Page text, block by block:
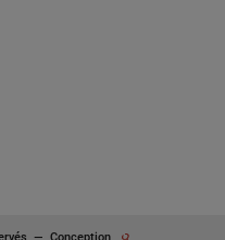
— Conception